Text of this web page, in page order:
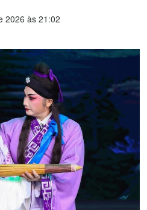
2026 às 21:02